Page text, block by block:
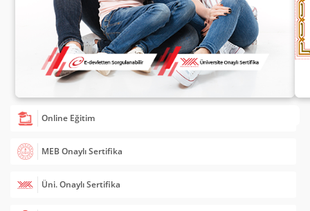
Üni. Onaylı Sertifika
MEB Onaylı Sertifika
Online Eğitim